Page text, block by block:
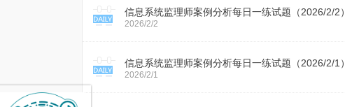
信息系统监理师案例分析每日一练试题（2026/2/2）
2026/2/2
信息系统监理师案例分析每日一练试题（2026/2/1）
2026/2/1
x
x